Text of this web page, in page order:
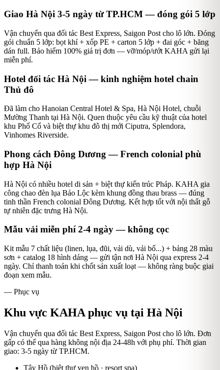
Giao Hà Nội 3-5 ngày từ TP.HCM — đóng gói 5 lớp
Vận chuyển qua đối tác Best Express, Saigon Post cho lô lớn. Đóng
gói chuẩn 5 lớp: bọt khí + xốp PE + carton 5 lớp + đai góc + băng
dán full. Bảo hiểm 100% giá trị đơn — vỡ/móp/ướt KAHA gửi lại
miễn phí.
Hotel đối tác Hà Nội — kinh nghiệm hotel chain
Thủ đô
Đã làm cho Hanoian Central Hotel & Spa, Hà Nội Hotel, chuỗi
Mường Thanh tại Hà Nội. Quen thuộc yêu cầu kỹ thuật của hotel
khu Phố Cổ và biệt thự khu đô thị mới Ciputra, Splendora,
Vinhomes Riverside.
Phong cách Đông Dương — French colonial phù
hợp Hà Nội
Hà Nội có nhiều hotel di sản + biệt thự kiến trúc Pháp. KAHA gia
công chao đèn lụa Bảo Lộc kèm khung đồng thau brass — đúng
tinh thần French colonial Đông Dương. Kết hợp tốt với nội thất gỗ
tự nhiên đặc trưng Hà Nội.
Mẫu vải miễn phí 2-4 ngày — không cọc
Kit mẫu 7 chất liệu (linen, lụa, đũi, vải dù, vải bố...) + bảng 28 màu
sơn + catalog 18 hình dáng — gửi tận nơi Hà Nội qua express 2-4
ngày. Chỉ thanh toán khi chốt sản xuất loạt — không ràng buộc giai
đoạn xem mẫu.
— Phục vụ
Khu vực KAHA phục vụ tại Hà Nội
Vận chuyển qua đối tác Best Express, Saigon Post cho lô lớn. Đơn
gấp có thể qua hàng không nội địa 24-48h với phụ phí. Thời gian
giao: 3-5 ngày từ TP.HCM.
Tây Hồ (biệt thự ven hồ · resort spa)